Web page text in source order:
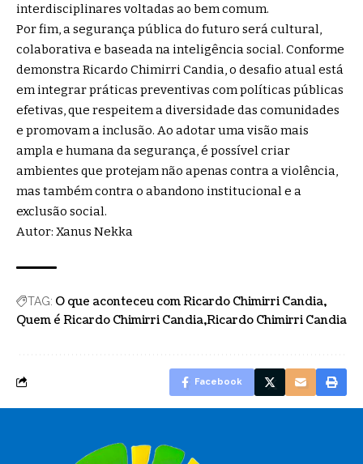
interdisciplinares voltadas ao bem comum.
Por fim, a segurança pública do futuro será cultural,
colaborativa e baseada na inteligência social. Conforme
demonstra Ricardo Chimirri Candia, o desafio atual está
em integrar práticas preventivas com políticas públicas
efetivas, que respeitem a diversidade das comunidades
e promovam a inclusão. Ao adotar uma visão mais
ampla e humana da segurança, é possível criar
ambientes que protejam não apenas contra a violência,
mas também contra o abandono institucional e a
exclusão social.
Autor: Xanus Nekka
TAG: O que aconteceu com Ricardo Chimirri Candia
Quem é Ricardo Chimirri Candia Ricardo Chimirri Candia
Facebook